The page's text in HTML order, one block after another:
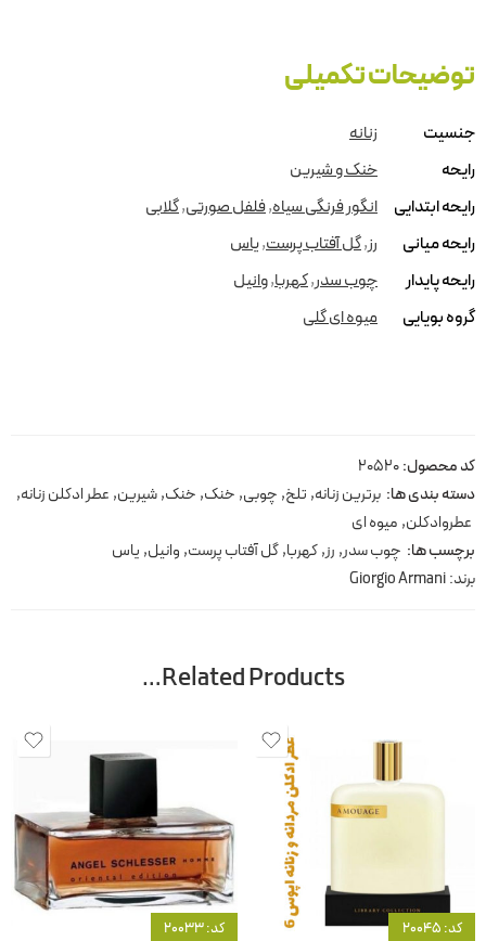
توضیحات تکمیلی
جنسیت
زنانه
رایحه
خنک و شیرین
رایحه ابتدایی
انگور فرنگی سیاه,فلفل صورتی,گلابی
رایحه میانی
رز,گل آفتاب پرست,یاس
رایحه پایدار
چوب سدر,کهربا,وانیل
گروه بویایی
میوه ای گلی
کد محصول:20520
دسته بندی ها: برترین زنانه, تلخ, چوبی, خنک, خنک,شیرین, عطر ادکلن زنانه,
عطروادکلن, میوه ای
برچسب ها: چوب سدر, رز,کهربا,گل آفتاب پرست, وانیل, یاس
برند:Giorgio Armani
Related Products…
کد: 20045 کد: 20033